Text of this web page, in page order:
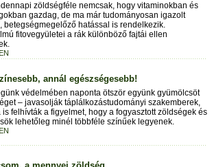
zöldségféle nemcsak, hogy vitaminokban és
gazdag, de ma már tudományosan igazolt
betegségmegelőző hatással is rendelkezik.
fitovegyületei a rák különböző fajtái ellen
annál egészségesebb!
védelmében naponta ötször együnk gyümölcsöt
– javasolják táplálkozástudományi szakemberek,
is felhívták a figyelmet, hogy a fogyasztott zöldségek és
lehetőleg minél többféle színűek legyenek.